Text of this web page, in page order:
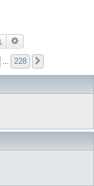
Поиск
228